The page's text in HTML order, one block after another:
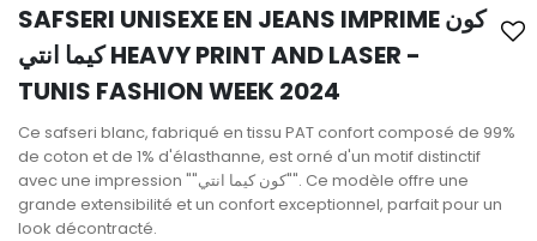
SAFSERI UNISEXE EN JEANS IMPRIME كون
كيما انتي HEAVY PRINT AND LASER -
TUNIS FASHION WEEK 2024
Ce safseri blanc, fabriqué en tissu PAT confort composé de 99%
de coton et de 1% d'élasthanne, est orné d'un motif distinctif
avec une impression ""كون كيما انتي"". Ce modèle offre une
grande extensibilité et un confort exceptionnel, parfait pour un
look décontracté.